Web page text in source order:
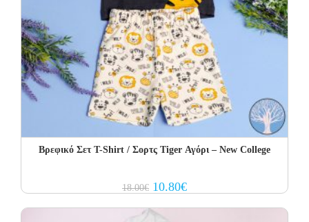
Βρεφικό Σετ Τ-Shirt / Σορτς Tiger Αγόρι – New College
18.00€ Original
price
18.00€.
10.80€Current
price